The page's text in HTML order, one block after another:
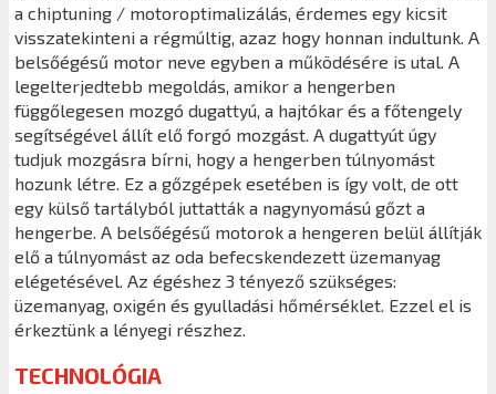
a chiptuning / motoroptimalizálás, érdemes egy kicsit
visszatekinteni a régmúltig, azaz hogy honnan indultunk. A
belsőégésű motor neve egyben a működésére is utal. A
legelterjedtebb megoldás, amikor a hengerben
függőlegesen mozgó dugattyú, a hajtókar és a főtengely
segítségével állít elő forgó mozgást. A dugattyút úgy
tudjuk mozgásra bírni, hogy a hengerben túlnyomást
hozunk létre. Ez a gőzgépek esetében is így volt, de ott
egy külső tartályból juttatták a nagynyomású gőzt a
hengerbe. A belsőégésű motorok a hengeren belül állítják
elő a túlnyomást az oda befecskendezett üzemanyag
elégetésével. Az égéshez 3 tényező szükséges:
üzemanyag, oxigén és gyulladási hőmérséklet. Ezzel el is
érkeztünk a lényegi részhez.
TECHNOLÓGIA